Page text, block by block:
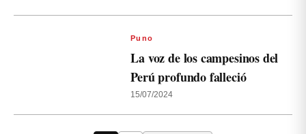
Puno
La voz de los campesinos del
Perú profundo falleció
15/07/2024